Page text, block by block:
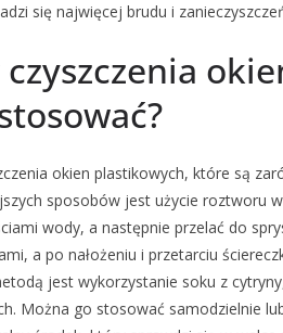
się najwięcej brudu i
okien plastikowych, które są
sposobów jest użycie roztworu
wody, a następnie przelać do
a po nałożeniu i przetarciu
jest wykorzystanie soku z
Można go stosować samodzielnie